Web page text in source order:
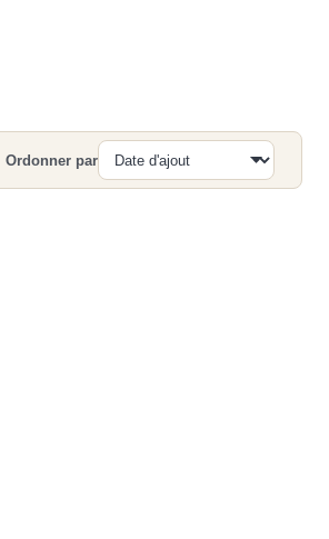
Recherche
Ordonner par